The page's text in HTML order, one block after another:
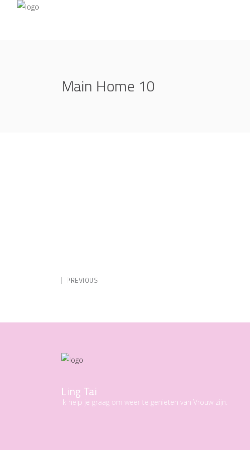
Main Home 10
PREVIOUS
Ling Tai
Ik help je graag om weer te genieten van Vrouw zijn.